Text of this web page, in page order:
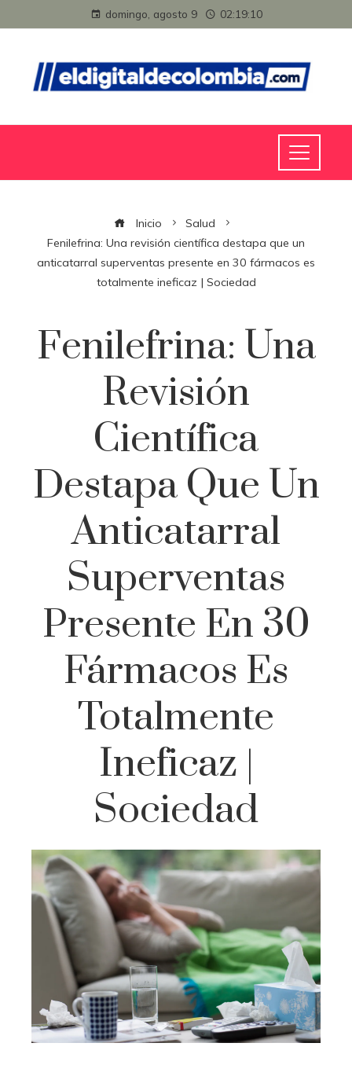
domingo, agosto 9 02:19:10
Inicio
Salud
Fenilefrina: Una revisión científica destapa que un
anticatarral superventas presente en 30 fármacos es
totalmente ineficaz | Sociedad
Fenilefrina: Una
Revisión
Científica
Destapa Que Un
Anticatarral
Superventas
Presente En 30
Fármacos Es
Totalmente
Ineficaz |
Sociedad